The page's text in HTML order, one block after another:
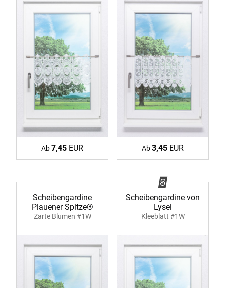
Ab7,45 EUR Ab3,45 EUR
Scheibengardine
Plauener Spitze®
Zarte Blumen #1W
Scheibengardine von
Lysel
Kleeblatt #1W